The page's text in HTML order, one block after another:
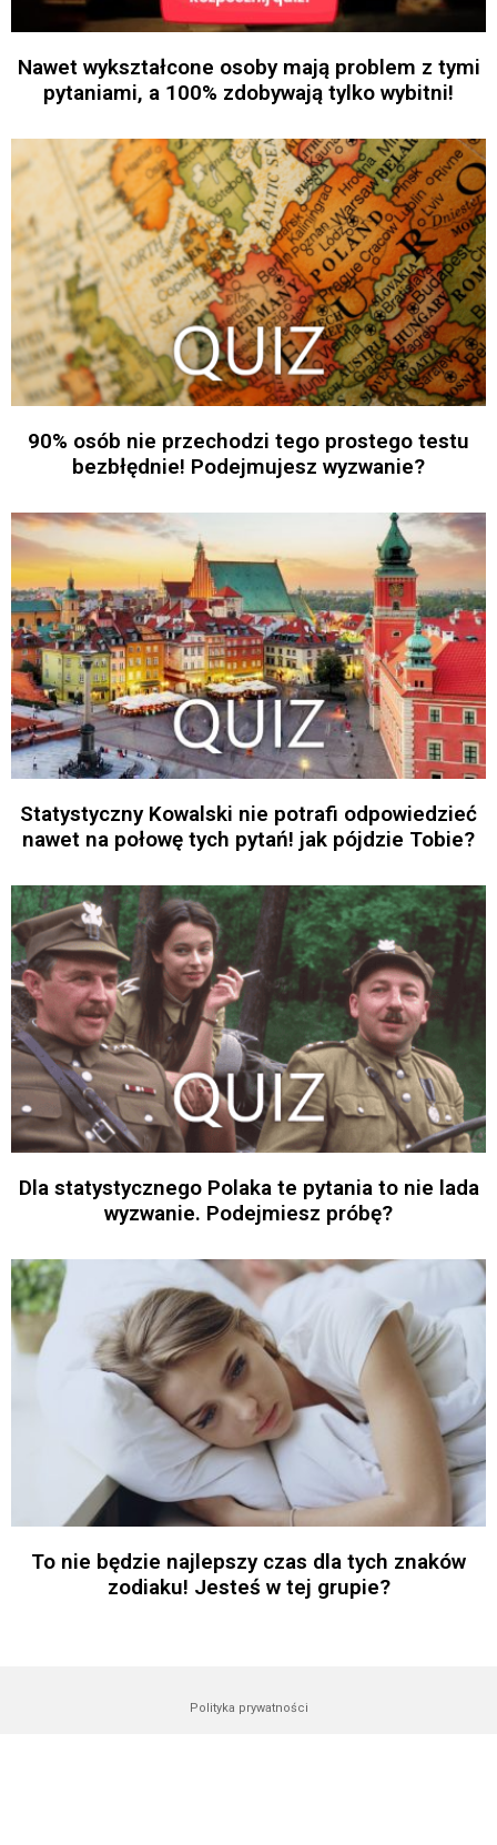
Nawet wykształcone osoby mają problem z tymi
pytaniami, a 100% zdobywają tylko wybitni!
90% osób nie przechodzi tego prostego testu
bezbłędnie! Podejmujesz wyzwanie?
Statystyczny Kowalski nie potrafi odpowiedzieć
nawet na połowę tych pytań! jak pójdzie Tobie?
Dla statystycznego Polaka te pytania to nie lada
wyzwanie. Podejmiesz próbę?
To nie będzie najlepszy czas dla tych znaków
zodiaku! Jesteś w tej grupie?
Polityka prywatności